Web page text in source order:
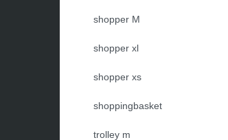
shopper M
shopper xl
shopper xs
shoppingbasket
trolley m